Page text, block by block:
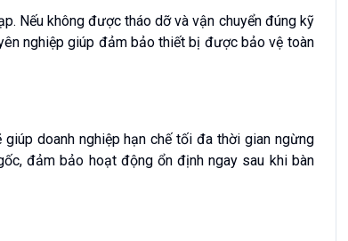
Nếu không được tháo dỡ và vận chuyển đúng kỹ
nghiệp giúp đảm bảo thiết bị được bảo vệ toàn
doanh nghiệp hạn chế tối đa thời gian ngừng
đảm bảo hoạt động ổn định ngay sau khi bàn